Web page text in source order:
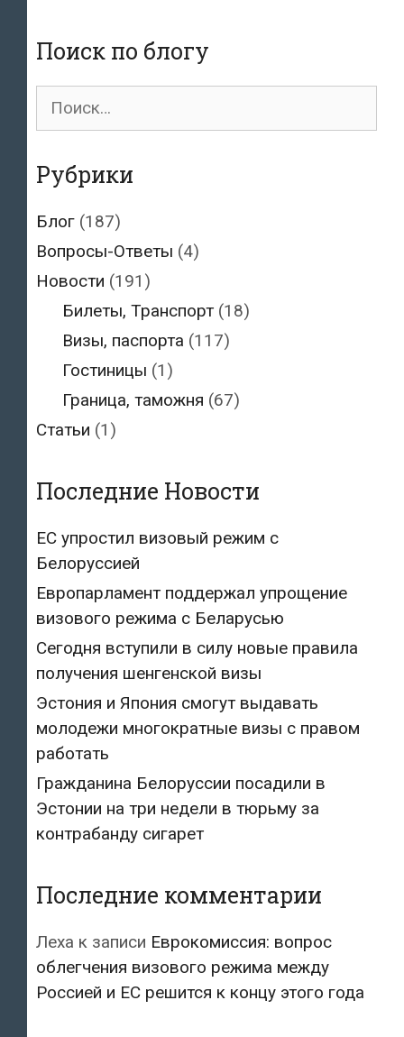
Поиск по блогу
Поиск
Рубрики
Блог (187)
Вопросы-Ответы (4)
Новости (191)
Билеты, Транспорт(18)
Визы, паспорта (117)
Гостиницы (1)
Граница, таможня (67)
Статьи (1)
Последние Новости
ЕС упростил визовый режим с
Белоруссией
Европарламент поддержал упрощение
визового режима с Беларусью
Сегодня вступили в силу новые правила
получения шенгенской визы
Эстония и Япония смогут выдавать
молодежи многократные визы с правом
работать
Гражданина Белоруссии посадили в
Эстонии на три недели в тюрьму за
контрабанду сигарет
Последние комментарии
Леха к записи Еврокомиссия: вопрос
облегчения визового режима между
Россией и ЕС решится к концу этого года